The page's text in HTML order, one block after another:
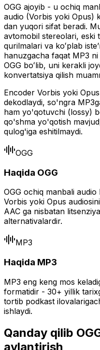
OGG ajoyib - u ochiq
audio (Vorbis yoki Opus)
dan yuqori sifat beradi.
avtomobil stereolari, eski
qurilmalari va koʻplab
hanuzgacha faqat MP3
OGG boʻlib, uni kerakli
konvertatsiya qilish
Encoder Vorbis yoki
dekodlaydi, so'ngra
ham yo'qotuvchi (lossy)
qo'shma yo'qotish
qulog'iga eshitilmaydi.
OGG
Haqida OGG
OGG ochiq manbali
Vorbis yoki Opus
AAC ga nisbatan
alternativalardir.
MP3
Haqida MP3
MP3 eng keng mos
formatidir - 30+ yillik
tortib podkast
ishlaydi.
Qanday qilib
aylantirish